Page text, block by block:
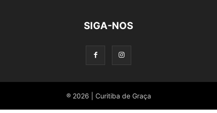
SIGA-NOS
® 2026 | Curitiba de Graça